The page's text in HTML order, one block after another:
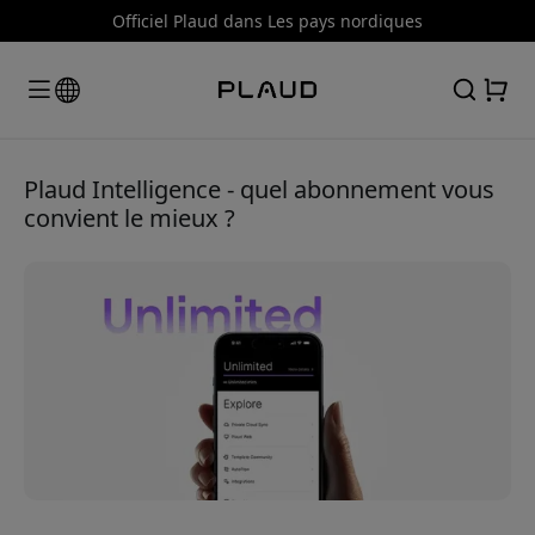
Officiel Plaud dans Les pays nordiques
Plaud Intelligence - quel abonnement vous
convient le mieux ?